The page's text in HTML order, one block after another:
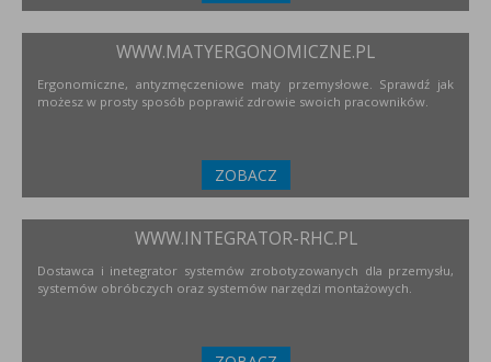
WWW.MATYERGONOMICZNE.PL
Ergonomiczne, antyzmęczeniowe maty przemysłowe. Sprawdź jak
możesz w prosty sposób poprawić zdrowie swoich pracowników.
ZOBACZ
WWW.INTEGRATOR-RHC.PL
Dostawca i inetegrator systemów zrobotyzowanych dla przemysłu,
systemów obróbczych oraz systemów narzędzi montażowych.